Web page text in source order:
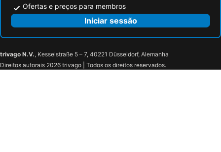
Ofertas e preços para membros
Iniciar sessão
trivago N.V., Kesselstraße 5 – 7, 40221 Düsseldorf, Alemanha
Direitos autorais 2026 trivago | Todos os direitos reservados.